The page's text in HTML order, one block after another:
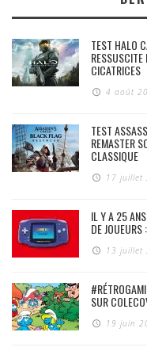
TEST HALO
CICATRICES
4 août
TEST
REMASTER
CLASSIQUE
17 juillet
IL Y A 25
DE
13 juillet
SUR
19 juin